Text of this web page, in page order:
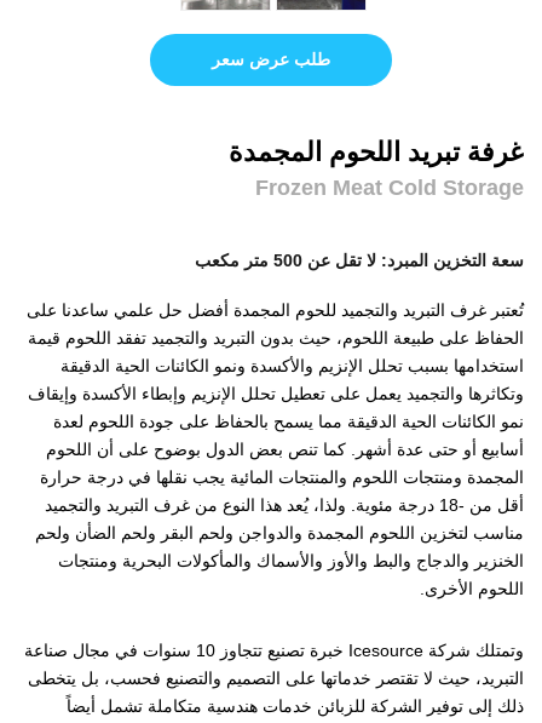
طلب عرض سعر
غرفة تبريد اللحوم المجمدة
Frozen Meat Cold Storage
سعة التخزين المبرد: لا تقل عن 500 متر مكعب
تُعتبر غرف التبريد والتجميد للحوم المجمدة أفضل حل علمي ساعدنا على
الحفاظ على طبيعة اللحوم، حيث بدون التبريد والتجميد تفقد اللحوم قيمة
استخدامها بسبب تحلل الإنزيم والأكسدة ونمو الكائنات الحية الدقيقة
وتكاثرها والتجميد يعمل على تعطيل تحلل الإنزيم وإبطاء الأكسدة وإيقاف
نمو الكائنات الحية الدقيقة مما يسمح بالحفاظ على جودة اللحوم لعدة
أسابيع أو حتى عدة أشهر. كما تنص بعض الدول بوضوح على أن اللحوم
المجمدة ومنتجات اللحوم والمنتجات المائية يجب نقلها في درجة حرارة
أقل من -18 درجة مئوية. ولذا، يُعد هذا النوع من غرف التبريد والتجميد
مناسب لتخزين اللحوم المجمدة والدواجن ولحم البقر ولحم الضأن ولحم
الخنزير والدجاج والبط والأوز والأسماك والمأكولات البحرية ومنتجات
اللحوم الأخرى.
وتمتلك شركة Icesource خبرة تصنيع تتجاوز 10 سنوات في مجال صناعة
التبريد، حيث لا تقتصر خدماتها على التصميم والتصنيع فحسب، بل يتخطى
ذلك إلى توفير الشركة للزبائن خدمات هندسية متكاملة تشمل أيضاً